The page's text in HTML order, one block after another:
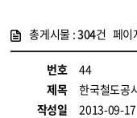
총게시물 :304건 페이
번호
44
제목
한국철도공
작성일
2013-09-17